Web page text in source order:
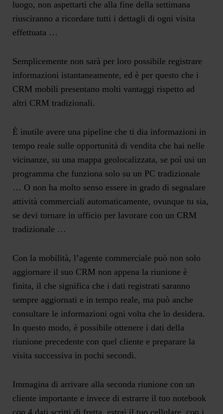
luogo, non aspettarti che alla fine della settimana
riusciranno a ricordare tutti i dettagli di ogni visita
effettuata …
Semplicemente non sarà per loro possibile registrare
informazioni istantaneamente, ed è per questo che i
CRM mobili presentano molti vantaggi rispetto ad
altri CRM tradizionali.
È inutile avere una pipeline che ti dia informazioni in
tempo reale sulle opportunità di vendita che hai nelle
vicinanze, su una mappa geolocalizzata, se poì usi un
programma che funziona solo su un PC tradizionale
… O non ha molto senso essere in grado di segnalare
attività commerciali automaticamente, ovunque tu sia,
se devi tornare in ufficio per lavorare con un CRM
tradizionale …
Con la mobilità, l’agente commerciale può non solo
aggiornare il suo CRM non appena la riunione è
finita, il che significa che i dati registrati saranno
sempre aggiornati e in tempo reale, ma può anche
consultare le informazioni ogni volta che lo desidera.
In questo modo, è possibile ottenere i dati della
riunione precedente con quel cliente e preparare la
visita successiva in pochi secondi.
Immagina di arrivare alla seconda riunione con un
cliente importante e invece di estrarre il tuo notebook
con 4 dati scritti di fretta, estrai il tuo cellulare, con i